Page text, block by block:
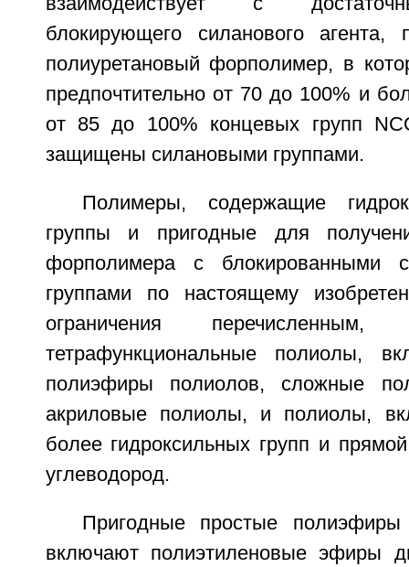
блокирующего силанового
полиуретановый форполимер, в
предпочтительно от 70 до 100% и
от 85 до 100% концевых групп
защищены силановыми группами.
Полимеры, содержащие
группы и пригодные для
форполимера с блокированными
группами по настоящему
ограничения
тетрафункциональные полиолы,
полиэфиры полиолов, сложные
акриловые полиолы, и полиолы,
более гидроксильных групп и
углеводород.
Пригодные простые
включают полиэтиленовые эфиры